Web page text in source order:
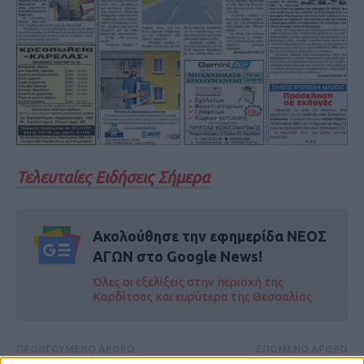
Τελευταίες Ειδήσεις Σήμερα
Ακολούθησε την εφημερίδα ΝΕΟΣ
ΑΓΩΝ στο Google News!
Όλες οι εξελίξεις στην περιοχή της
Καρδίτσας και ευρύτερα της Θεσσαλίας